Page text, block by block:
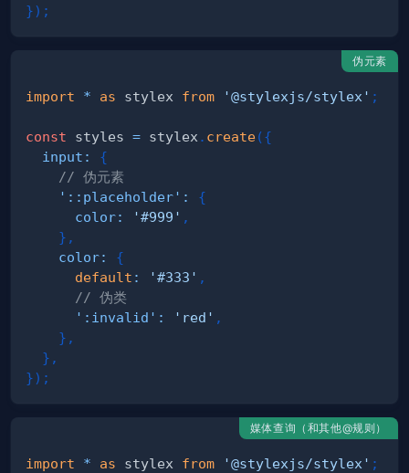
}) ;
伪元素
import * as stylex from '@stylexjs/stylex' ;
const styles = stylex . create({
input :
{
// 伪元素
'::placeholder' :
{
color: '#999' ,
} ,
color:
{
default : '#333' ,
// 伪类
':invalid' : 'red' ,
} ,
} ,
}) ;
媒体查询（和其他@规则）
import * as stylex from '@stylexjs/stylex' ;